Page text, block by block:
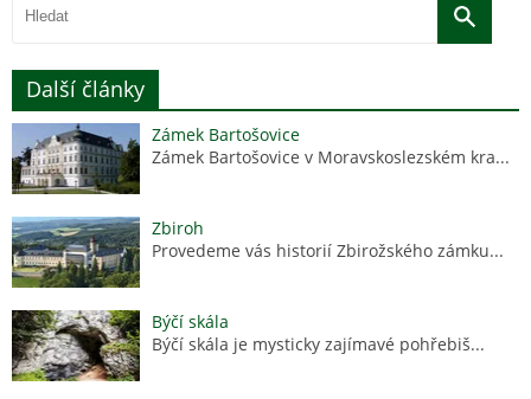
Další články
Zámek Bartošovice
Zámek Bartošovice v Moravskoslezském kra...
Zbiroh
Provedeme vás historií Zbirožského zámku...
Býčí skála
Býčí skála je mysticky zajímavé pohřebiš...